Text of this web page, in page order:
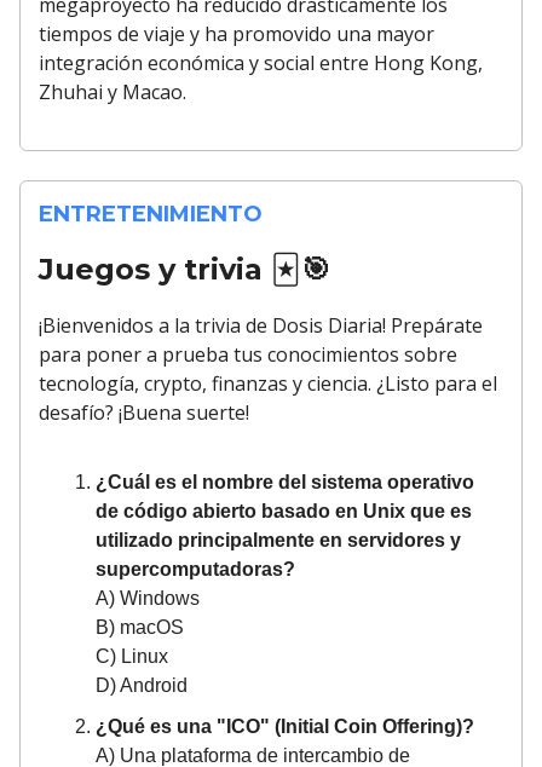
tiempos de viaje y ha promovido una mayor
integración económica y social entre Hong Kong,
Zhuhai y Macao.
ENTRETENIMIENTO
Juegos y trivia 🃏🎯
¡Bienvenidos a la trivia de Dosis Diaria! Prepárate
para poner a prueba tus conocimientos sobre
tecnología, crypto, finanzas y ciencia. ¿Listo para el
desafío? ¡Buena suerte!
¿Cuál es el nombre del sistema operativo
de código abierto basado en Unix que es
utilizado principalmente en servidores y
supercomputadoras?
A) Windows
B) macOS
C) Linux
D) Android
¿Qué es una "ICO" (Initial Coin Offering)?
A) Una plataforma de intercambio de